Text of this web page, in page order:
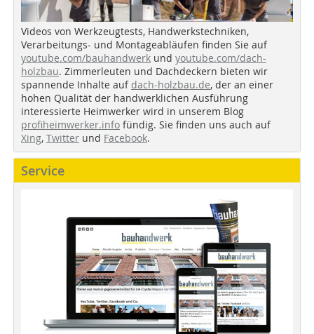
Videos von Werkzeugtests, Handwerkstechniken,
Verarbeitungs- und Montageabläufen finden Sie auf
youtube.com/bauhandwerk und youtube.com/dach-
holzbau. Zimmerleuten und Dachdeckern bieten wir
spannende Inhalte auf dach-holzbau.de, der an einer
hohen Qualität der handwerklichen Ausführung
interessierte Heimwerker wird in unserem Blog
profiheimwerker.info fündig. Sie finden uns auch auf
Xing, Twitter und Facebook.
Service